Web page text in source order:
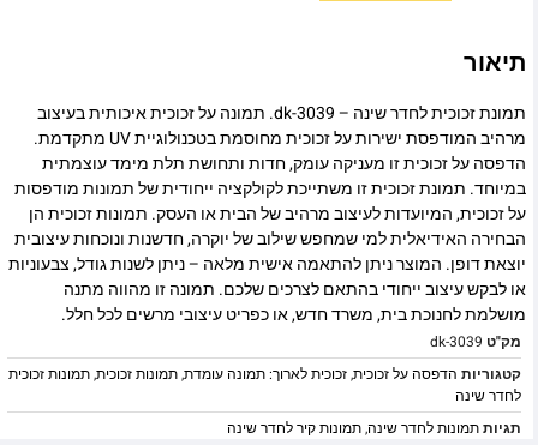
תיאור
תמונת זכוכית לחדר שינה – dk-3039. תמונה על זכוכית איכותית בעיצוב
מרהיב המודפסת ישירות על זכוכית מחוסמת בטכנולוגיית UV מתקדמת.
הדפסה על זכוכית זו מעניקה עומק, חדות ותחושת תלת מימד עוצמתית
במיוחד. תמונת זכוכית זו משתייכת לקולקציה ייחודית של תמונות מודפסות
על זכוכית, המיועדות לעיצוב מרהיב של הבית או העסק. תמונות זכוכית הן
הבחירה האידיאלית למי שמחפש שילוב של יוקרה, חדשנות ונוכחות עיצובית
יוצאת דופן. המוצר ניתן להתאמה אישית מלאה – ניתן לשנות גודל, צבעוניות
או לבקש עיצוב ייחודי בהתאם לצרכים שלכם. תמונה זו מהווה מתנה
מושלמת לחנוכת בית, משרד חדש, או כפריט עיצובי מרשים לכל חלל.
מק"ט dk-3039
קטגוריות הדפסה על זכוכית,זכוכית לארוך: תמונה עומדת,תמונות זכוכית,תמונות זכוכית
לחדר שינה
תגיותתמונות לחדר שינה,תמונות קיר לחדר שינה